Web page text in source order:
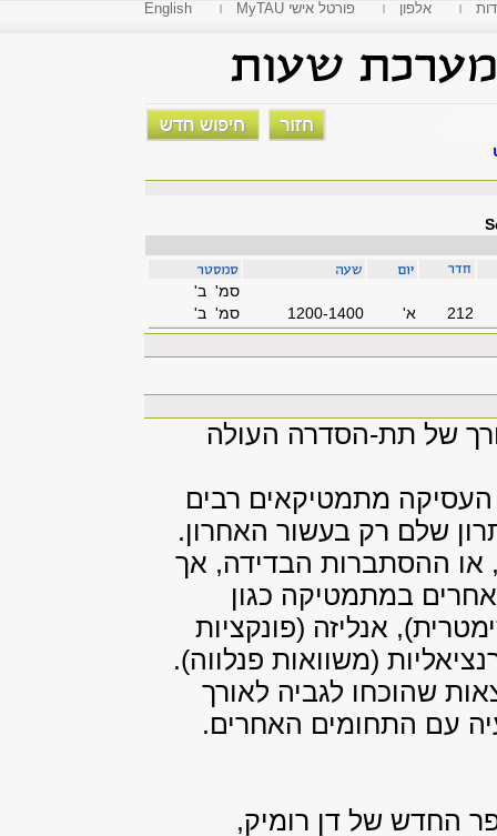
English MyTAU פורטל אישי אלפון
סמ' ב'
סמ' ב'
1200-1400 'א 212
של תת-הסדרה העולה
מתמטיקאים רבים
שלם רק בעשור האחרון.
או ההסתברות הבדידה, אך
במתמטיקה כגון
אנליזה (פונקציות
(משוואות פנלווה).
שהוכחו לגביה לאורך
עם התחומים האחרים.